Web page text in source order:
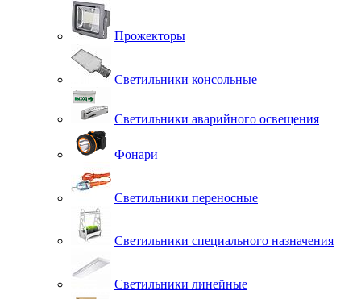
Прожекторы
Светильники консольные
Светильники аварийного освещения
Фонари
Светильники переносные
Светильники специального назначения
Светильники линейные